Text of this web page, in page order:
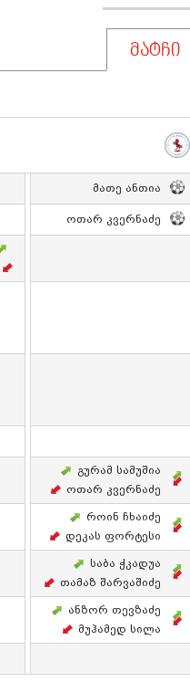
მატჩი
Მათე Ანთია
Ოთარ Კვერნაძე
Გურამ Სამუშია
Ოთარ Კვერნაძე
Როინ Ჩხაიძე
Დეკას Ფორტესი
Საბა Ჭკადუა
Თამაზ Შარვაშიძე
Ანზორ Თევზაძე
Მუჰამედ Სილა